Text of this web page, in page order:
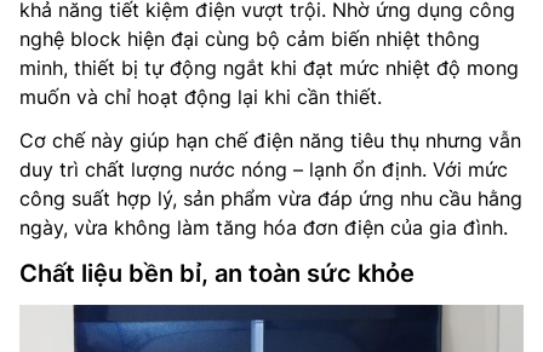
khả năng tiết kiệm điện vượt trội. Nhờ ứng dụng công
nghệ block hiện đại cùng bộ cảm biến nhiệt thông
minh, thiết bị tự động ngắt khi đạt mức nhiệt độ mong
muốn và chỉ hoạt động lại khi cần thiết.
Cơ chế này giúp hạn chế điện năng tiêu thụ nhưng vẫn
duy trì chất lượng nước nóng – lạnh ổn định. Với mức
công suất hợp lý, sản phẩm vừa đáp ứng nhu cầu hằng
ngày, vừa không làm tăng hóa đơn điện của gia đình.
Chất liệu bền bỉ, an toàn sức khỏe